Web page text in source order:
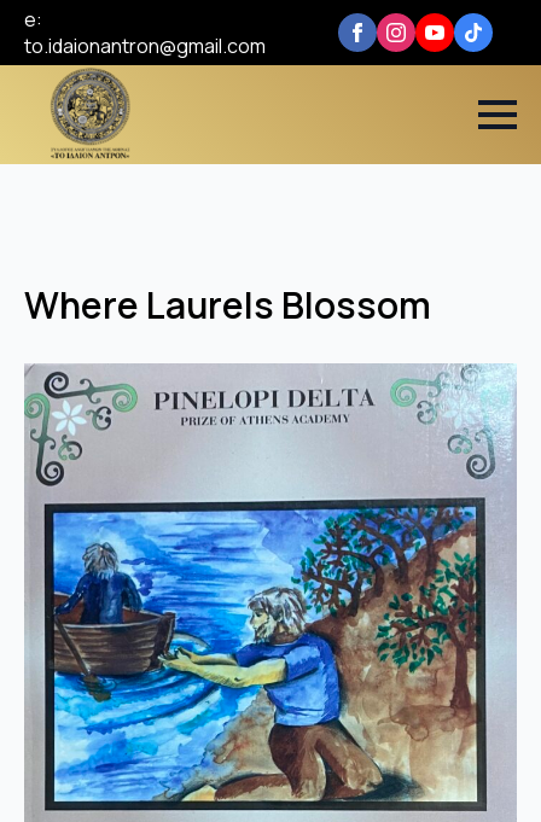
e:
to.idaionantron@gmail.com
Where Laurels Blossom